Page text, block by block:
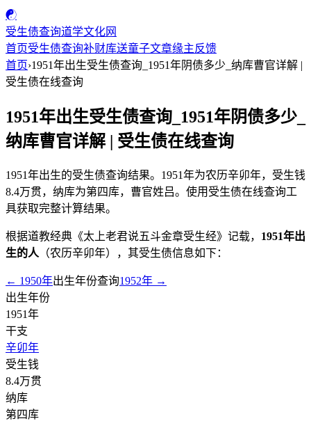
☯
受生债查询道学文化网
首页受生债查询补财库送童子文章缘主反馈
首页›1951年出生受生债查询_1951年阴债多少_纳库曹官详解 |
受生债在线查询
1951年出生受生债查询_1951年阴债多少_
纳库曹官详解 | 受生债在线查询
1951年出生的受生债查询结果。1951年为农历辛卯年，受生钱
8.4万贯，纳库为第四库，曹官姓吕。使用受生债在线查询工
具获取完整计算结果。
根据道教经典《太上老君说五斗金章受生经》记载， 1951年出
生的人 （农历辛卯年），其受生债信息如下：
← 1950年出生年份查询1952年 →
出生年份
1951年
干支
辛卯年
受生钱
8.4万贯
纳库
第四库